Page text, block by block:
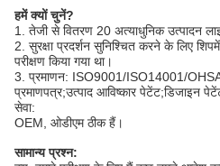
हमें क्यों चुनें?
1. तेजी से वितरण 20 अत्याधुनिक उत्पादन
2. सुरक्षा प्रदर्शन सुनिश्चित करने के लिए
परीक्षण किया गया था।
3. प्रमाणन: ISO9001/ISO14001/
प्रमाणपत्र;उत्पाद आविष्कार पेटेंट;डिजाइन
सेवा:
OEM, ओडीएम ठीक हैं।
सामान्य प्रश्न: